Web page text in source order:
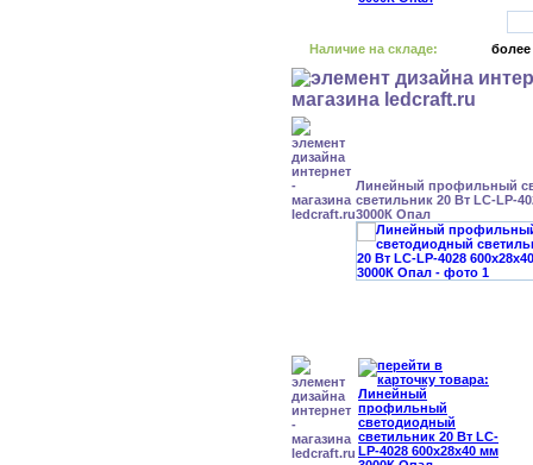
Наличие на складе: более
Линейный профильный
светильник 20 Вт LC-LP-
3000К Опал